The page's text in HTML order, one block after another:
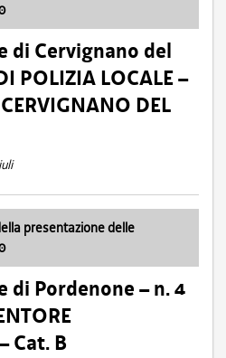
di Cervignano del
POLIZIA LOCALE –
DEL
presentazione delle
di Pordenone – n. 4
Cat. B